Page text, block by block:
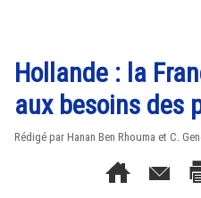
Hollande : la
aux besoins des
Rédigé par Hanan Ben Rhouma et C.